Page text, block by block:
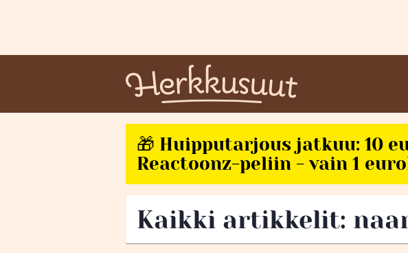
🎁 Huipputarjous jatkuu: 10
Reactoonz-peliin - vain 1
Kaikki artikkelit: